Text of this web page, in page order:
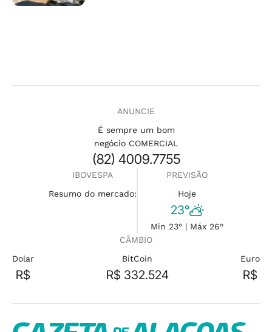
ANUNCIE
É sempre um bom
negócio COMERCIAL
(82) 4009.7755
IBOVESPA
Resumo do mercado:
PREVISÃO
Hoje
23°
Min 23° | Máx 26°
CÂMBIO
Dolar
R$
BitCoin
R$ 332.524
Euro
R$